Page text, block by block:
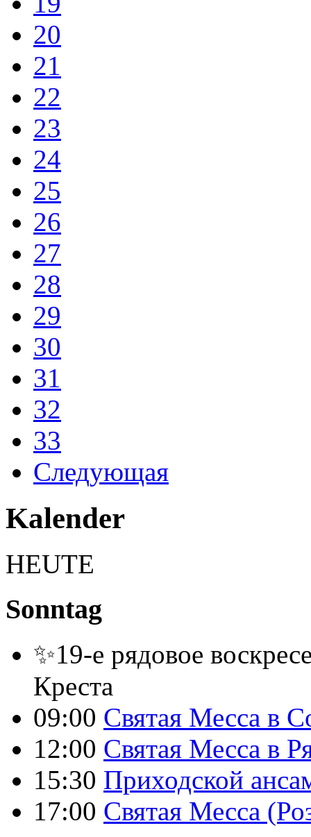
20
21
22
23
24
25
26
27
28
29
30
31
32
33
Следующая
Kalender
HEUTE
Sonntag
✨19-е рядовое
Креста
09:00 Святая Месса в
12:00 Святая Месса в
15:30 Приходской
17:00 Святая Месса